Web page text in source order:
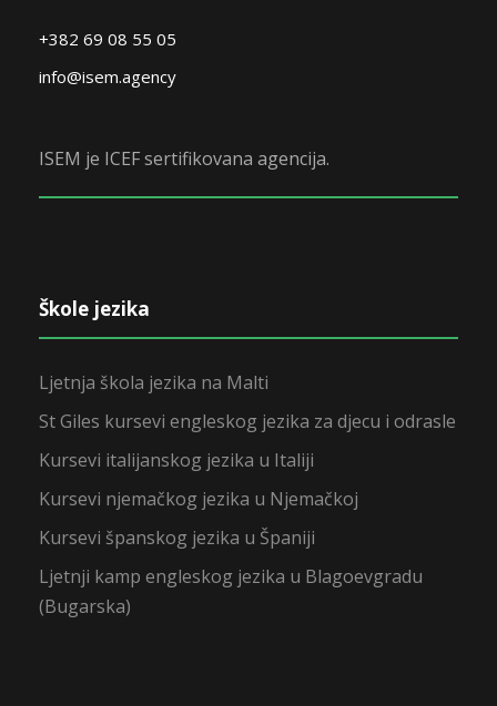
+382 69 08 55 05
info@isem.agency
ISEM je ICEF sertifikovana agencija.
Škole jezika
Ljetnja škola jezika na Malti
St Giles kursevi engleskog jezika za djecu i odrasle
Kursevi italijanskog jezika u Italiji
Kursevi njemačkog jezika u Njemačkoj
Kursevi španskog jezika u Španiji
Ljetnji kamp engleskog jezika u Blagoevgradu
(Bugarska)